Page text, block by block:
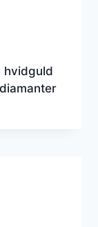
hvidguld